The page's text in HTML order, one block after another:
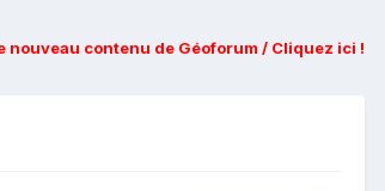
nouveau contenu de Géoforum / Cliquez ici !